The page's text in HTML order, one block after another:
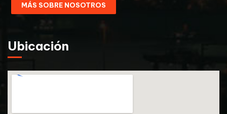
MÁS SOBRE NOSOTROS
Ubicación